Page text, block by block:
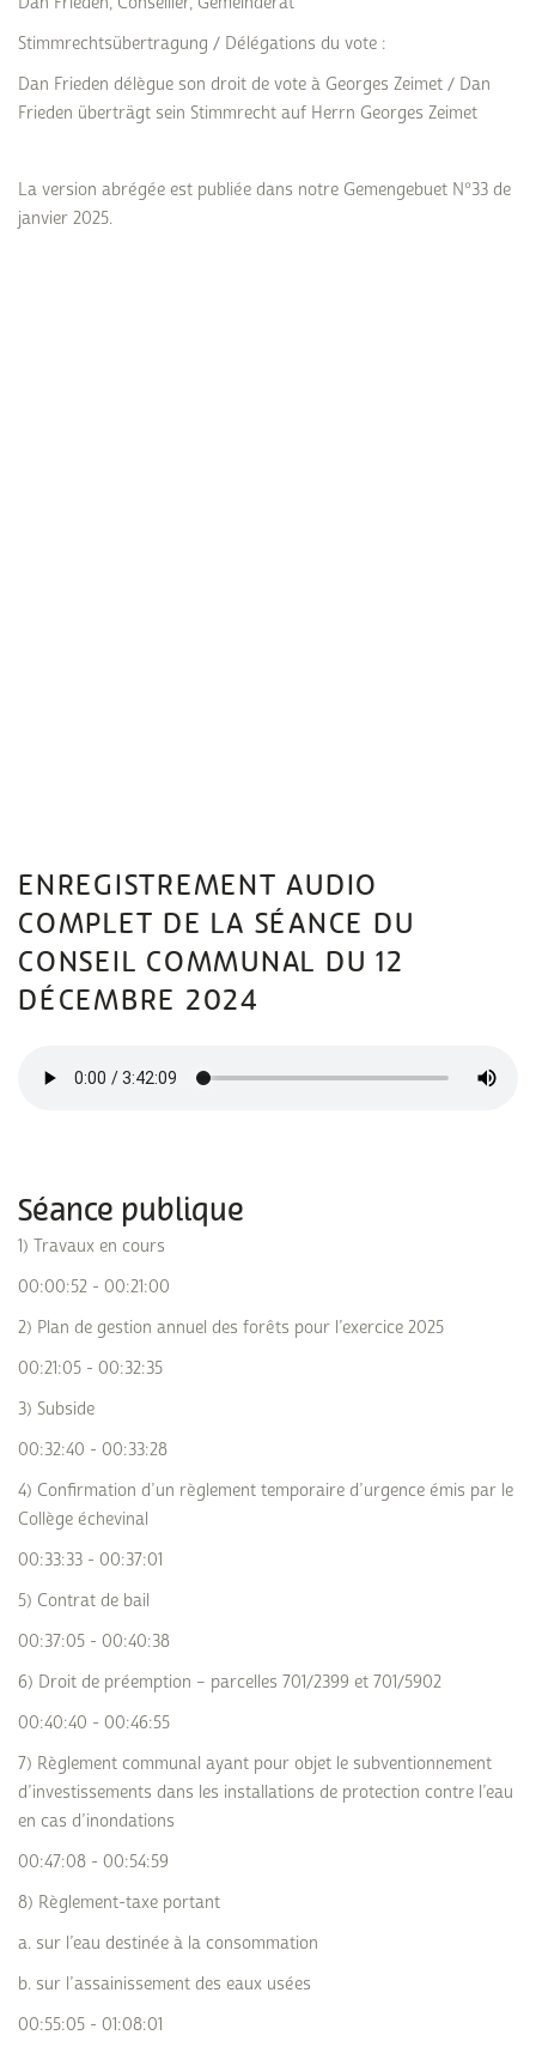
Stimmrechtsübertragung / Délégations du vote :
Dan Frieden délègue son droit de vote à Georges Zeimet / Dan
Frieden überträgt sein Stimmrecht auf Herrn Georges Zeimet
La version abrégée est publiée dans notre Gemengebuet N°33 de
janvier 2025.
ENREGISTREMENT AUDIO
COMPLET DE LA SÉANCE DU
CONSEIL COMMUNAL DU 12
DÉCEMBRE 2024
Séance publique
1) Travaux en cours
00:00:52 - 00:21:00
2) Plan de gestion annuel des forêts pour l’exercice 2025
00:21:05 - 00:32:35
3) Subside
00:32:40 - 00:33:28
4) Confirmation d’un règlement temporaire d’urgence émis par le
Collège échevinal
00:33:33 - 00:37:01
5) Contrat de bail
00:37:05 - 00:40:38
6) Droit de préemption – parcelles 701/2399 et 701/5902
00:40:40 - 00:46:55
7) Règlement communal ayant pour objet le subventionnement
d’investissements dans les installations de protection contre l’eau
en cas d’inondations
00:47:08 - 00:54:59
8) Règlement-taxe portant
a. sur l’eau destinée à la consommation
b. sur l’assainissement des eaux usées
00:55:05 - 01:08:01